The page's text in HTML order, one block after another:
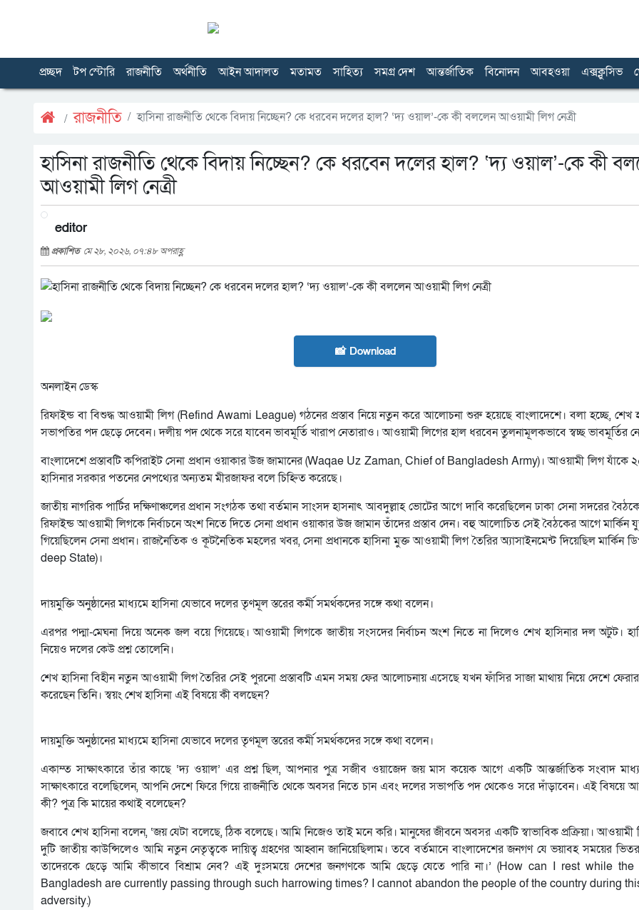
প্রচ্ছদ টপ স্টোরি রাজনীতি অর্থনীতি আইন আদালত মতামত সাহিত্য সমগ্র দেশ আন্তর্জাতিক বিনোদন আবহওয়া এক্সক্লুসিভ
রাজনীতি হাসিনা রাজনীতি থেকে বিদায় নিচ্ছেন? কে ধরবেন দলের হাল? ‘দ্য ওয়াল’-কে কী বললেন আওয়ামী লিগ নেত্রী
হাসিনা রাজনীতি থেকে বিদায় নিচ্ছেন? কে ধরবেন দলের হাল? ‘দ্য ওয়াল’-কে কী
আওয়ামী লিগ নেত্রী
editor
প্রকাশিত মে ২৮, ২০২৬, ০৭:৪৮ অপরাহ্ণ
📸 Download
অনলাইন ডেস্ক
রিফাইন্ড বা বিশুদ্ধ আওয়ামী লিগ (Refind Awami League) গঠনের প্রস্তাব নিয়ে নতুন করে আলোচনা শুরু হয়েছে বাংলাদেশে। বলা হচ্ছে, শেখ
সভাপতির পদ ছেড়ে দেবেন। দলীয় পদ থেকে সরে যাবেন ভাবমূর্তি খারাপ নেতারাও। আওয়ামী লিগের হাল ধরবেন তুলনামূলকভাবে স্বচ্ছ ভাবমূর্তির
বাংলাদেশে প্রস্তাবটি কপিরাইট সেনা প্রধান ওয়াকার উজ জামানের (Waqae Uz Zaman, Chief of Bangladesh Army)। আওয়ামী লিগ
হাসিনার সরকার পতনের নেপথ্যের অন্যতম মীরজাফর বলে চিহ্নিত করেছে।
জাতীয় নাগরিক পার্টির দক্ষিণাঞ্চলের প্রধান সংগঠক তথা বর্তমান সাংসদ হাসনাৎ আবদুল্লাহ ভোটের আগে দাবি করেছিলেন ঢাকা সেনা সদরের
রিফাইন্ড আওয়ামী লিগকে নির্বাচনে অংশ নিতে দিতে সেনা প্রধান ওয়াকার উজ জামান তাঁদের প্রস্তাব দেন। বহু আলোচিত সেই বৈঠকের আগে মার্কিন
গিয়েছিলেন সেনা প্রধান। রাজনৈতিক ও কূটনৈতিক মহলের খবর, সেনা প্রধানকে হাসিনা মুক্ত আওয়ামী লিগ তৈরির অ্যাসাইনমেন্ট দিয়েছিল মার্কিন
deep State)।
দায়মুক্তি অনুষ্ঠানের মাধ্যমে হাসিনা যেভাবে দলের তৃণমূল স্তরের কর্মী সমর্থকদের সঙ্গে কথা বলেন।
এরপর পদ্মা-মেঘনা দিয়ে অনেক জল বয়ে গিয়েছে। আওয়ামী লিগকে জাতীয় সংসদের নির্বাচন অংশ নিতে না দিলেও শেখ হাসিনার দল অটুট।
নিয়েও দলের কেউ প্রশ্ন তোলেনি।
শেখ হাসিনা বিহীন নতুন আওয়ামী লিগ তৈরির সেই পুরনো প্রস্তাবটি এমন সময় ফের আলোচনায় এসেছে যখন ফাঁসির সাজা মাথায় নিয়ে দেশে
করেছেন তিনি। স্বয়ং শেখ হাসিনা এই বিষয়ে কী বলছেন?
দায়মুক্তি অনুষ্ঠানের মাধ্যমে হাসিনা যেভাবে দলের তৃণমূল স্তরের কর্মী সমর্থকদের সঙ্গে কথা বলেন।
একাম্ত সাক্ষাৎকারে তাঁর কাছে ‘দ্য ওয়াল’ এর প্রশ্ন ছিল, আপনার পুত্র সজীব ওয়াজেদ জয় মাস কয়েক আগে একটি আন্তর্জাতিক সংবাদ
সাক্ষাৎকারে বলেছিলেন, আপনি দেশে ফিরে গিয়ে রাজনীতি থেকে অবসর নিতে চান এবং দলের সভাপতি পদ থেকেও সরে দাঁড়াবেন। এই বিষয়ে
কী? পুত্র কি মায়ের কথাই বলেছেন?
জবাবে শেখ হাসিনা বলেন, ‘জয় যেটা বলেছে, ঠিক বলেছে। আমি নিজেও তাই মনে করি। মানুষের জীবনে অবসর একটি স্বাভাবিক প্রক্রিয়া। আওয়ামী
দুটি জাতীয় কাউন্সিলেও আমি নতুন নেতৃত্বকে দায়িত্ব গ্রহণের আহ্বান জানিয়েছিলাম। তবে বর্তমানে বাংলাদেশের জনগণ যে ভয়াবহ সময়ের ভিতর
তাদেরকে ছেড়ে আমি কীভাবে বিশ্রাম নেব? এই দুঃসময়ে দেশের জনগণকে আমি ছেড়ে যেতে পারি না।’ (How can I rest while
Bangladesh are currently passing through such harrowing times? I cannot abandon the people of the country during
adversity.)